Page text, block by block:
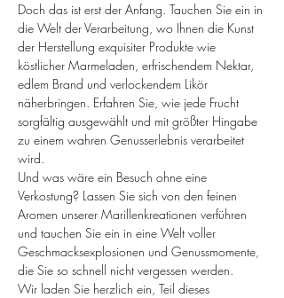
Doch das ist erst der Anfang. Tauchen Sie ein in
die Welt der Verarbeitung, wo Ihnen die Kunst
der Herstellung exquisiter Produkte wie
köstlicher Marmeladen, erfrischendem Nektar,
edlem Brand und verlockendem Likör
näherbringen. Erfahren Sie, wie jede Frucht
sorgfältig ausgewählt und mit größter Hingabe
zu einem wahren Genusserlebnis verarbeitet
wird.
Und was wäre ein Besuch ohne eine
Verkostung? Lassen Sie sich von den feinen
Aromen unserer Marillenkreationen verführen
und tauchen Sie ein in eine Welt voller
Geschmacksexplosionen und Genussmomente,
die Sie so schnell nicht vergessen werden.
Wir laden Sie herzlich ein, Teil dieses